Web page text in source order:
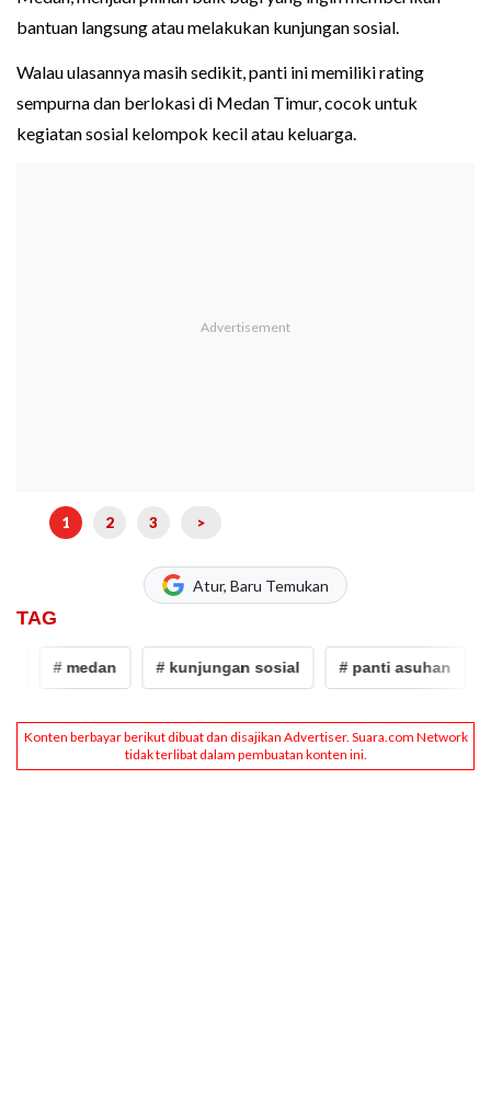
bantuan langsung atau melakukan kunjungan sosial.
Walau ulasannya masih sedikit, panti ini memiliki rating
sempurna dan berlokasi di Medan Timur, cocok untuk
kegiatan sosial kelompok kecil atau keluarga.
1 2 3 >
Atur, Baru Temukan
TAG
# medan # kunjungan sosial # panti asuhan